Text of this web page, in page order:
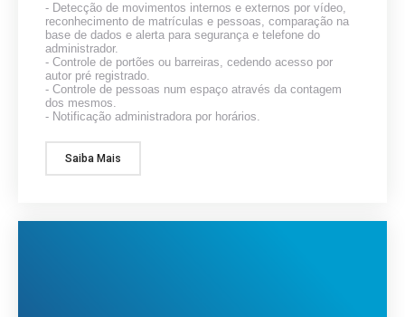
- Detecção de movimentos internos e externos por vídeo,
reconhecimento de matrículas e pessoas, comparação na
base de dados e alerta para segurança e telefone do
administrador.
- Controle de portões ou barreiras, cedendo acesso por
autor pré registrado.
- Controle de pessoas num espaço através da contagem
dos mesmos.
- Notificação administradora por horários.
Saiba Mais